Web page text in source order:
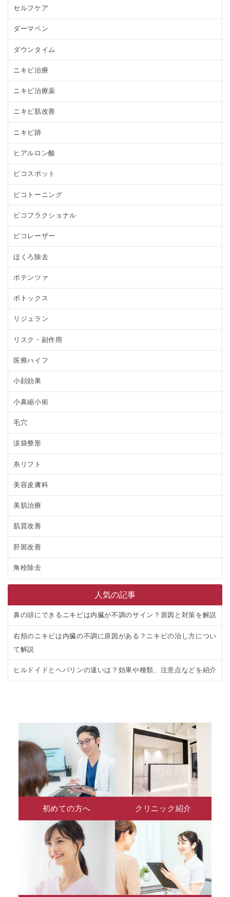
セルフケア
ダーマペン
ダウンタイム
ニキビ治療
ニキビ治療薬
ニキビ肌改善
ニキビ跡
ヒアルロン酸
ピコスポット
ピコトーニング
ピコフラクショナル
ピコレーザー
ほくろ除去
ポテンツァ
ボトックス
リジュラン
リスク・副作用
医療ハイフ
小顔効果
小鼻縮小術
毛穴
涙袋整形
糸リフト
美容皮膚科
美肌治療
肌質改善
肝斑改善
角栓除去
人気の記事
鼻の頭にできるニキビは内臓が不調のサイン？原因と対策を解説
右頬のニキビは内臓の不調に原因がある？ニキビの治し方につい
て解説
ヒルドイドとヘパリンの違いは？効果や種類、注意点などを紹介
初めての方へ クリニック紹介